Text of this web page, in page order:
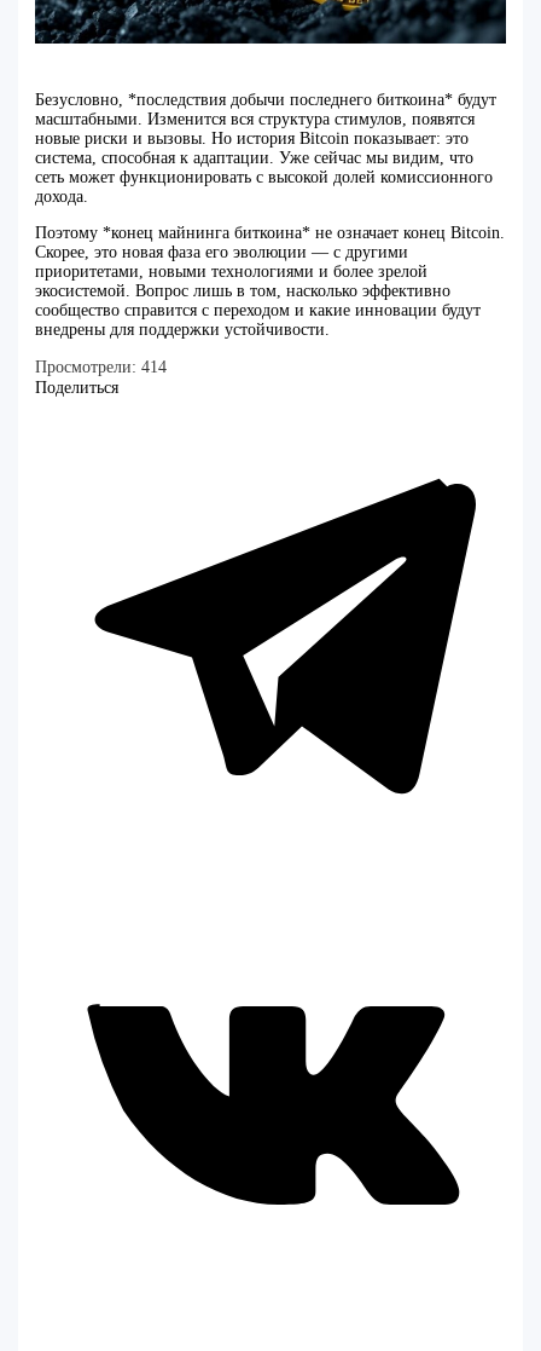
Безусловно, *последствия добычи последнего биткоина* будут
масштабными. Изменится вся структура стимулов, появятся
новые риски и вызовы. Но история Bitcoin показывает: это
система, способная к адаптации. Уже сейчас мы видим, что
сеть может функционировать с высокой долей комиссионного
дохода.
Поэтому *конец майнинга биткоина* не означает конец Bitcoin.
Скорее, это новая фаза его эволюции — с другими
приоритетами, новыми технологиями и более зрелой
экосистемой. Вопрос лишь в том, насколько эффективно
сообщество справится с переходом и какие инновации будут
внедрены для поддержки устойчивости.
Просмотрели: 414
Поделиться